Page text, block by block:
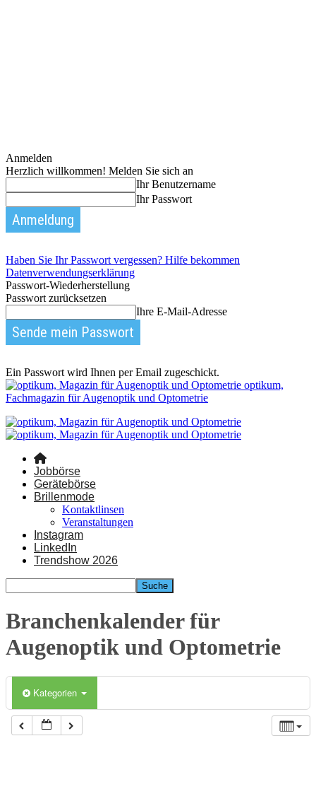
Anmelden
Herzlich willkommen! Melden Sie sich an
Ihr Benutzername
Ihr Passwort
Haben Sie Ihr Passwort vergessen? Hilfe bekommen
Datenverwendungserklärung
Passwort-Wiederherstellung
Passwort zurücksetzen
Ihre E-Mail-Adresse
Ein Passwort wird Ihnen per Email zugeschickt.
optikum,
Fachmagazin für Augenoptik und Optometrie
Jobbörse
Gerätebörse
Brillenmode
Kontaktlinsen
Veranstaltungen
Instagram
LinkedIn
Trendshow 2026
Branchenkalender für
Augenoptik und Optometrie
Kategorien